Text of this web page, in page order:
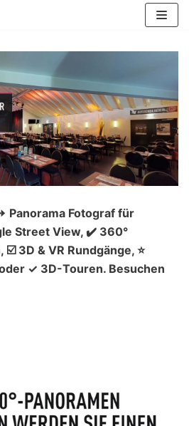
Panorama Fotograf für
Street View, ✔️ 360°
3D & VR Rundgänge, ⭐
✓ 3D-Touren. Besuchen